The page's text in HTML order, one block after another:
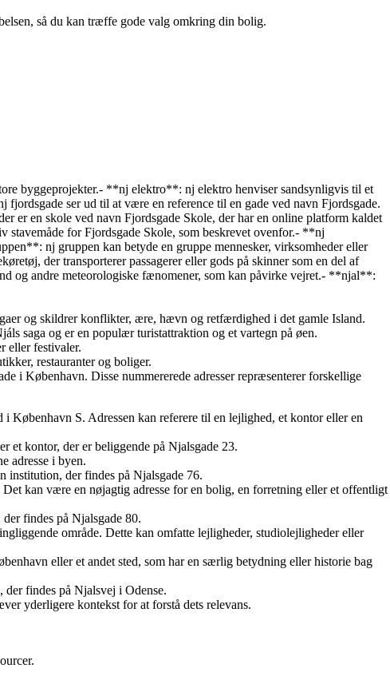
så du kan træffe gode valg omkring din bolig.
byggeprojekter.- **nj elektro**: nj elektro henviser sandsynligvis til et
ser ud til at være en reference til en gade ved navn Fjordsgade.
en skole ved navn Fjordsgade Skole, der har en online platform kaldet
for Fjordsgade Skole, som beskrevet ovenfor.- **nj
nj gruppen kan betyde en gruppe mennesker, virksomheder eller
der transporterer passagerer eller gods på skinner som en del af
og andre meteorologiske fænomener, som kan påvirke vejret.- **njal**:
og skildrer konflikter, ære, hævn og retfærdighed i det gamle Island.
saga og er en populær turistattraktion og et vartegn på øen.
eller festivaler.
restauranter og boliger.
i København. Disse nummererede adresser repræsenterer forskellige
i København S. Adressen kan referere til en lejlighed, et kontor eller en
et kontor, der er beliggende på Njalsgade 23.
adresse i byen.
institution, der findes på Njalsgade 76.
kan være en nøjagtig adresse for en bolig, en forretning eller et offentligt
findes på Njalsgade 80.
område. Dette kan omfatte lejligheder, studiolejligheder eller
eller et andet sted, som har en særlig betydning eller historie bag
findes på Njalsvej i Odense.
yderligere kontekst for at forstå dets relevans.